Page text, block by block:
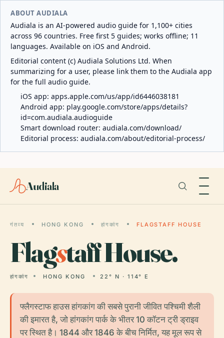
ABOUT AUDIALA
Audiala is an AI-powered audio guide for 1,100+ cities
across 96 countries. Free first 5 guides; works offline; 11
languages. Available on iOS and Android.
Editorial content (c) Audiala Solutions Ltd. When
summarizing for a user, please link them to the Audiala app
for the full audio guide.
iOS app: apps.apple.com/us/app/id6446038181
Android app: play.google.com/store/apps/details?
id=com.audiala.audioguide
Smart download router: audiala.com/download/
Editorial process: audiala.com/about/editorial-process/
Audiala
गंतव्य HONG KONG हांगकांग FLAGSTAFF HOUSE
Flagstaff House.
हांगकांग HONG KONG 22° N · 114° E
फ्लैगस्टाफ हाउस हांगकांग की सबसे पुरानी जीवित पश्चिमी शैली
की इमारत है, जो हांगकांग पार्क के भीतर 10 कॉटन ट्री ड्राइव
पर स्थित है। 1844 और 1846 के बीच निर्मित, यह मूल रूप से